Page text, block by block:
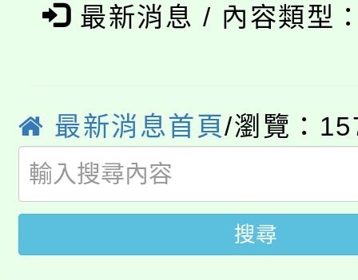
場熱烈登場!
8/21下午1時於龍潭區
開!
115年桃園市運動會8/
田徑場及游泳池舉行。
桃園市低收入戶享有免
視費優惠，中低收入戶
大園自造教育及科技中
份教師增能研習
大溪自造教育及科技中
最新消息 / 內容類型
最新消息首頁/瀏覽：
搜尋